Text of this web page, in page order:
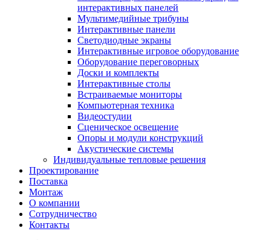
интерактивных панелей
Мультимедийные трибуны
Интерактивные панели
Светодиодные экраны
Интерактивные игровое оборудование
Оборудование переговорных
Доски и комплекты
Интерактивные столы
Встраиваемые мониторы
Компьютерная техника
Видеостудии
Cценическое освещение
Опоры и модули конструкций
Акустические системы
Индивидуальные тепловые решения
Проектирование
Поставка
Монтаж
О компании
Сотрудничество
Контакты